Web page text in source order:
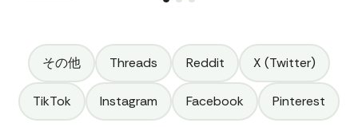
もたらすのかを説明します。市場調査を強化したい、ブラ
ンドのオンラインプレゼンスを向上させたい、またはオー
ディエンスをよりよく理解したいと考えているなら、この
文章はFacebookの写真スクレイピングの可能性を実現する
ための第一歩です。全文はこちらでお読みください。
その他 Threads Reddit X (Twitter)
TikTok Instagram Facebook Pinterest